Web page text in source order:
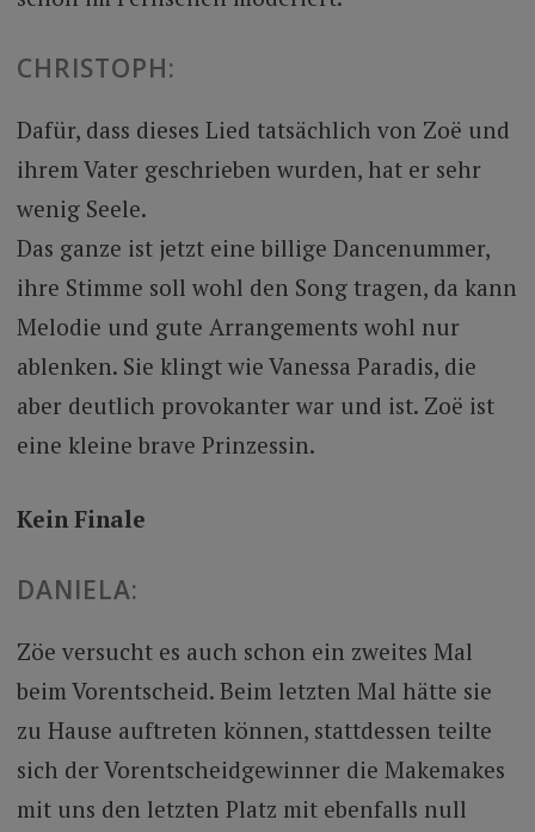
CHRISTOPH:
Dafür, dass dieses Lied tatsächlich von Zoë und
ihrem Vater geschrieben wurden, hat er sehr
wenig Seele.
Das ganze ist jetzt eine billige Dancenummer,
ihre Stimme soll wohl den Song tragen, da kann
Melodie und gute Arrangements wohl nur
ablenken. Sie klingt wie Vanessa Paradis, die
aber deutlich provokanter war und ist. Zoë ist
eine kleine brave Prinzessin.
Kein Finale
DANIELA:
Zöe versucht es auch schon ein zweites Mal
beim Vorentscheid. Beim letzten Mal hätte sie
zu Hause auftreten können, stattdessen teilte
sich der Vorentscheidgewinner die Makemakes
mit uns den letzten Platz mit ebenfalls null